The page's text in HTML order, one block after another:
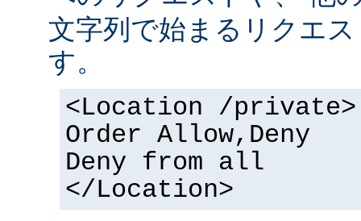
文字列で始まるリクエ
す。
<Location /private>
Order Allow,Deny
Deny from all
</Location>